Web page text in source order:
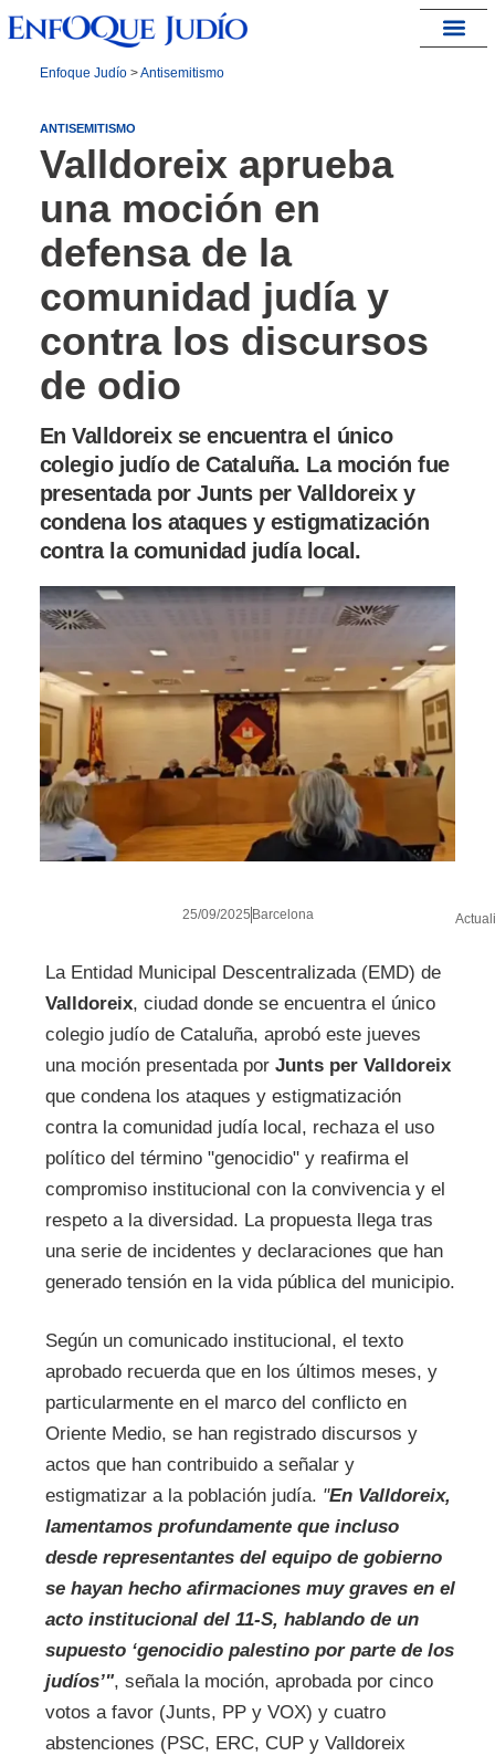
Enfoque Judío>Antisemitismo
ANTISEMITISMO
Valldoreix aprueba
una moción en
defensa de la
comunidad judía y
contra los discursos
de odio
En Valldoreix se encuentra el único
colegio judío de Cataluña. La moción fue
presentada por Junts per Valldoreix y
condena los ataques y estigmatización
contra la comunidad judía local.
25/09/2025 Barcelona
La Entidad Municipal Descentralizada (EMD) de
Valldoreix, ciudad donde se encuentra el único
colegio judío de Cataluña, aprobó este jueves
una moción presentada porJunts per Valldoreix
que condena los ataques y estigmatización
contra la comunidad judía local, rechaza el uso
político del término "genocidio" y reafirma el
compromiso institucional con la convivencia y el
respeto a la diversidad. La propuesta llega tras
una serie de incidentes y declaraciones que han
generado tensión en la vida pública del municipio.
Según un comunicado institucional, el texto
aprobado recuerda que en los últimos meses, y
particularmente en el marco del conflicto en
Oriente Medio, se han registrado discursos y
actos que han contribuido a señalar y
estigmatizar a la población judía. "En Valldoreix,
lamentamos profundamente que incluso
desde representantes del equipo de gobierno
se hayan hecho afirmaciones muy graves en el
acto institucional del 11-S, hablando de un
supuesto ‘genocidio palestino por parte de los
judíos’", señala la moción, aprobada por cinco
votos a favor (Junts, PP y VOX) y cuatro
abstenciones (PSC, ERC, CUP y Valldoreix